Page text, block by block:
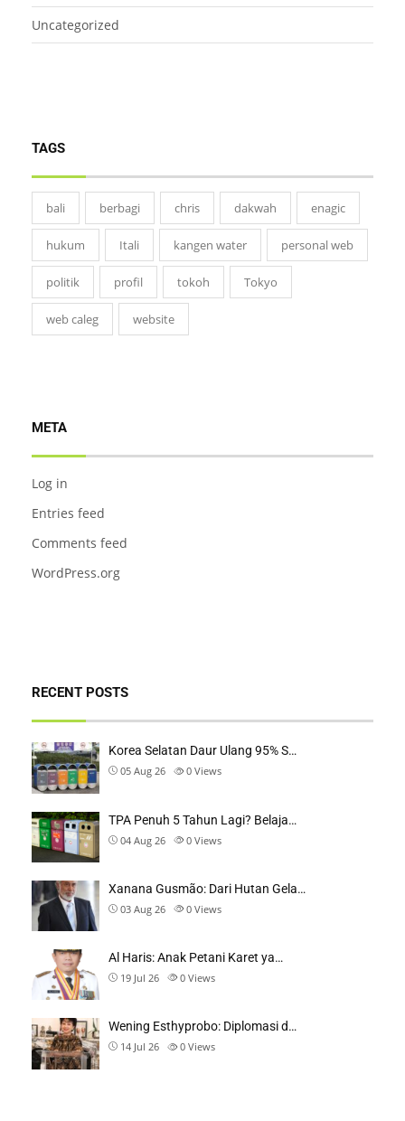
Uncategorized
TAGS
bali berbagi chris dakwah enagic
hukum Itali kangen water personal web
politik profil tokoh Tokyo
web caleg website
META
Log in
Entries feed
Comments feed
WordPress.org
RECENT POSTS
Korea Selatan Daur Ulang 95% S…
05 Aug 26 0 Views
TPA Penuh 5 Tahun Lagi? Belaja…
04 Aug 26 0 Views
Xanana Gusmão: Dari Hutan Gela…
03 Aug 26 0 Views
Al Haris: Anak Petani Karet ya…
19 Jul 26 0 Views
Wening Esthyprobo: Diplomasi d…
14 Jul 26 0 Views